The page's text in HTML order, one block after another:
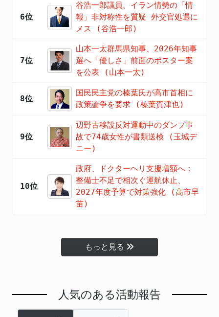
6位
谷浩一郎議員、イラン情勢の「情
報」非対称性を質疑 外交官処遇に
メス (谷浩一郎)
7位
山本一太群馬県知事、2026年知事
選へ「優しさ」前面のポスター案
を公表 (山本一太)
8位
国民民主党の榛葉氏が高市首相に
政策論争を要求 (榛葉賀津也)
9位
辺野古移設反対運動中のダンプ事
故で74歳女性が書類送検 (玉城デ
ニー)
10位
政府、ドクターヘリ支援増額へ：
整備士不足で相次ぐ運航休止、
2027年度予算で対策強化 (高市早
苗)
もっと見る
人気のある活動報告